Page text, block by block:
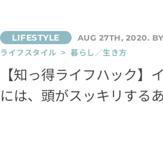
AUG 27TH, 2020. BY
ライフスタイル > 暮らし／生き方
【知っ得ライフハック】
には、頭がスッキリする